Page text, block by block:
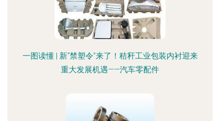
一图读懂 | 新“禁塑令”来了！秸秆工业包装内衬迎来
重大发展机遇——汽车零配件